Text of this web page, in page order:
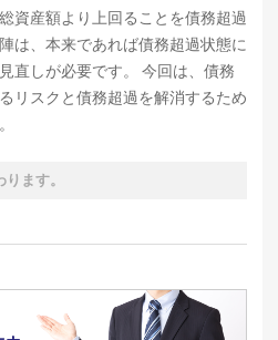
資産額より上回ることを債務超過
は、本来であれば債務超過状態に
直しが必要です。 今回は、債務
リスクと債務超過を解消するため
ます。